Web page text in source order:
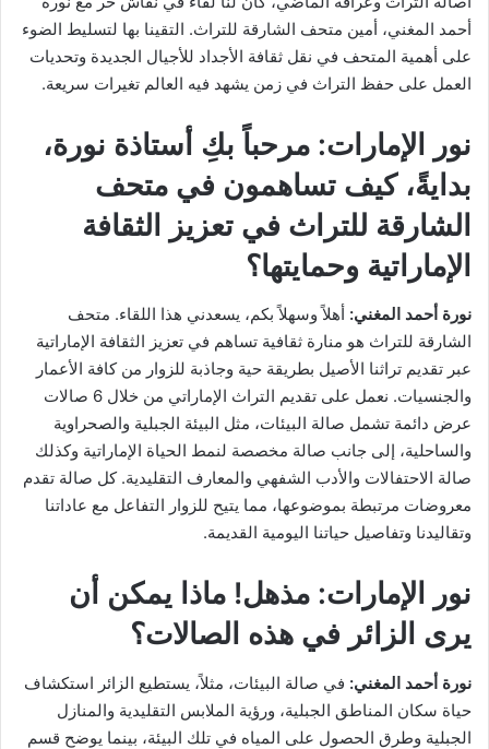
أحمد المغني، أمين متحف الشارقة للتراث. التقينا بها لتسليط الضوء
على أهمية المتحف في نقل ثقافة الأجداد للأجيال الجديدة وتحديات
العمل على حفظ التراث في زمن يشهد فيه العالم تغيرات سريعة.
نور الإمارات: مرحباً بكِ أستاذة نورة،
بدايةً، كيف تساهمون في متحف
الشارقة للتراث في تعزيز الثقافة
الإماراتية وحمايتها؟
نورة أحمد المغني: أهلاً وسهلاً بكم، يسعدني هذا اللقاء. متحف
الشارقة للتراث هو منارة ثقافية تساهم في تعزيز الثقافة الإماراتية
عبر تقديم تراثنا الأصيل بطريقة حية وجاذبة للزوار من كافة الأعمار
والجنسيات. نعمل على تقديم التراث الإماراتي من خلال 6 صالات
عرض دائمة تشمل صالة البيئات، مثل البيئة الجبلية والصحراوية
والساحلية، إلى جانب صالة مخصصة لنمط الحياة الإماراتية وكذلك
صالة الاحتفالات والأدب الشفهي والمعارف التقليدية. كل صالة تقدم
معروضات مرتبطة بموضوعها، مما يتيح للزوار التفاعل مع عاداتنا
وتقاليدنا وتفاصيل حياتنا اليومية القديمة.
نور الإمارات: مذهل! ماذا يمكن أن
يرى الزائر في هذه الصالات؟
نورة أحمد المغني: في صالة البيئات، مثلاً، يستطيع الزائر استكشاف
حياة سكان المناطق الجبلية، ورؤية الملابس التقليدية والمنازل
الجبلية وطرق الحصول على المياه في تلك البيئة، بينما يوضح قسم